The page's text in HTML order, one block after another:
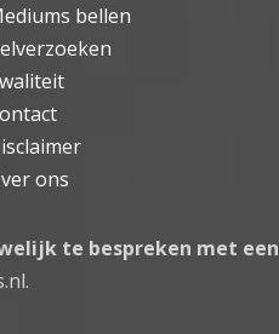
bellen
ons
te bespreken met een